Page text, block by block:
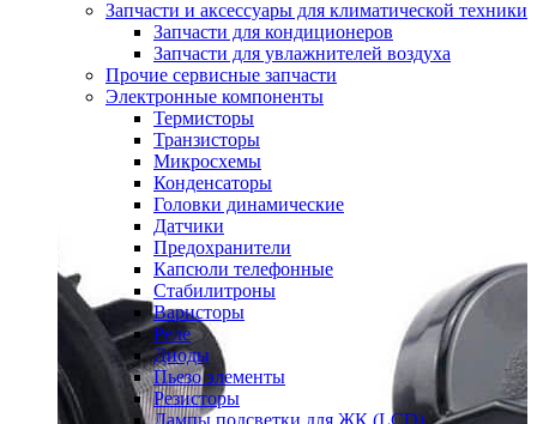
Запчасти и аксессуары для климатической техники
Запчасти для кондиционеров
Запчасти для увлажнителей воздуха
Прочие сервисные запчасти
Электронные компоненты
Термисторы
Транзисторы
Микросхемы
Конденсаторы
Головки динамические
Датчики
Предохранители
Капсюли телефонные
Стабилитроны
Варисторы
Реле
Диоды
Пьезо элементы
Резисторы
Лампы подсветки для ЖК (LCD)